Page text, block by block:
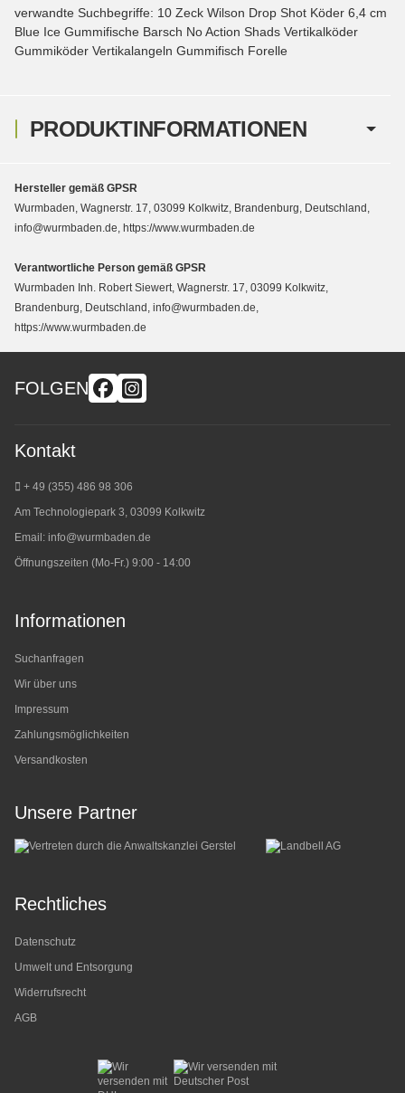
PRODUKTINFORMATIONEN
verwandte Suchbegriffe: 10 Zeck Wilson Drop Shot Köder 6,4 cm
Blue Ice Gummifische Barsch No Action Shads Vertikalköder
Gummiköder Vertikalangeln Gummifisch Forelle
Hersteller gemäß GPSR
Wurmbaden, Wagnerstr. 17, 03099 Kolkwitz, Brandenburg, Deutschland,
info@wurmbaden.de, https://www.wurmbaden.de
Verantwortliche Person gemäß GPSR
Wurmbaden Inh. Robert Siewert, Wagnerstr. 17, 03099 Kolkwitz,
Brandenburg, Deutschland, info@wurmbaden.de,
https://www.wurmbaden.de
FOLGEN
Kontakt
+ 49 (355) 486 98 306
Am Technologiepark 3, 03099 Kolkwitz
Email: info@wurmbaden.de
Öffnungszeiten (Mo-Fr.) 9:00 - 14:00
Informationen
Suchanfragen
Wir über uns
Impressum
Zahlungsmöglichkeiten
Versandkosten
Unsere Partner
Rechtliches
Datenschutz
Umwelt und Entsorgung
Widerrufsrecht
AGB